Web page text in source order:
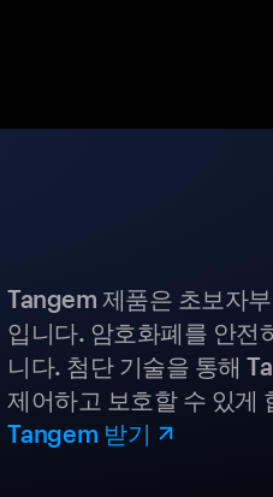
Tangem 제품은 초보자
입니다. 암호화폐를 안전
니다. 첨단 기술을 통해
제어하고 보호할 수 있게
Tangem 받기